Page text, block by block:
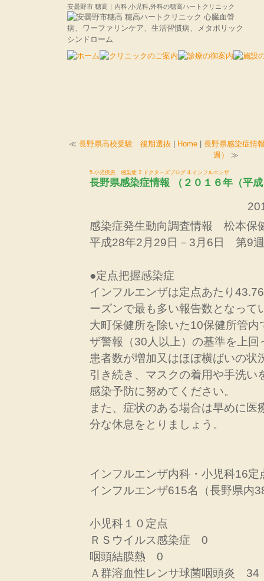
安曇野市 穂高｜内科,小児科,外科の穂高ハートクリニック
≪ 長野県高校受験 後期選抜 Home
長野県感染症情
週）
≫
5.小児疾患 感染症 2.ドクターズブログ 4.インフルエンザ
長野県感染症情報 （２０１６年（平
感染症発生動向調査情報 松本保
平成28年2月29日－3月6日 第9週
●定点把握感染症
インフルエンザは定点あたり
ーズンで最も多い報告数となって
大町保健所を除いた10保健所管内
ザ警報（30人以上）の基準を上回
患者数が増加又はほぼ横ばいの状
引き続き、マスクの着用や手洗い
感染予防に努めてください。
また、症状のある場合は早めに医
分な休息をとりましょう。
インフルエンザ内科・小児科16定
インフルエンザ615名（長野県内
小児科１０定点
ＲＳウイルス感染症 0
咽頭結膜熱 0
Ａ群溶血性レンサ球菌咽頭炎 34